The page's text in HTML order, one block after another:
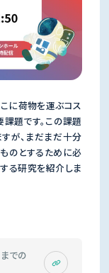
に荷物を運ぶコス
題です。この課題
が、まだまだ十分
のとするために必
る研究を紹介しま
での